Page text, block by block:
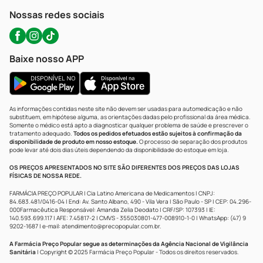
Nossas redes sociais
Baixe nosso APP
As informações contidas neste site não devem ser usadas para automedicação e não
substituem, em hipótese alguma, as orientações dadas pelo profissional da área médica.
Somente o médico está apto a diagnosticar qualquer problema de saúde e prescrever o
tratamento adequado. Todos os pedidos efetuados estão sujeitos à confirmação da
disponibilidade de produto em nosso estoque.O processo de separação dos produtos
pode levar até dois dias úteis dependendo da disponibilidade do estoque em loja.
OS PREÇOS APRESENTADOS NO SITE SÃO DIFERENTES DOS PREÇOS DAS LOJAS
FÍSICAS DE NOSSA REDE.
FARMÁCIA PREÇO POPULAR | Cia Latino Americana de Medicamentos | CNPJ:
84.683.481/0416-04 | End: Av. Santo Albano, 490 - Vila Vera | São Paulo - SP | CEP: 04.296-
000Farmacêutica Responsável: Amanda Zelia Deodato | CRF/SP: 107393 | IE:
140.593.699.117 | AFE: 7.45817-2 | CMVS - 355030801-477-008910-1-0 | WhatsApp: (47) 9
9202-1687 | e-mail: atendimento@precopopular.com.br.
A Farmácia Preço Popular segue as determinações da Agência Nacional de Vigilância
Sanitária | Copyright © 2025 Farmácia Preço Popular - Todos os direitos reservados.